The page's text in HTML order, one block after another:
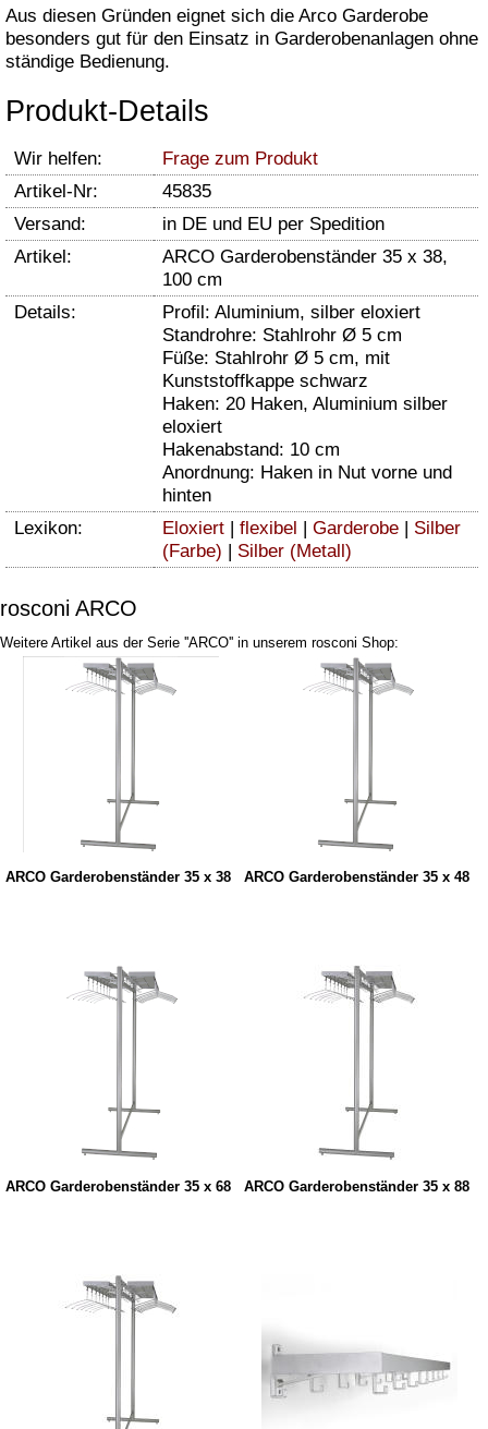
Aus diesen Gründen eignet sich die Arco Garderobe
besonders gut für den Einsatz in Garderobenanlagen ohne
ständige Bedienung.
Produkt-Details
Wir helfen:
Frage zum Produkt
Artikel-Nr:
45835
Versand:
in DE und EU per Spedition
Artikel:
ARCO Garderobenständer 35 x 38,
100 cm
Details:
Profil: Aluminium, silber eloxiert
Standrohre: Stahlrohr Ø 5 cm
Füße: Stahlrohr Ø 5 cm, mit
Kunststoffkappe schwarz
Haken: 20 Haken, Aluminium silber
eloxiert
Hakenabstand: 10 cm
Anordnung: Haken in Nut vorne und
hinten
Lexikon:
Eloxiert | flexibel | Garderobe | Silber
(Farbe) | Silber (Metall)
rosconi ARCO
Weitere Artikel aus der Serie ''ARCO'' in unserem rosconi Shop:
ARCO Garderobenständer 35 x 38 ARCO Garderobenständer 35 x 48
ARCO Garderobenständer 35 x 68 ARCO Garderobenständer 35 x 88